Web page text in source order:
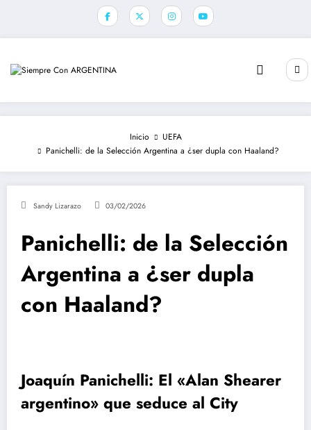
Inicio
UEFA
Panichelli: de la Selección Argentina a ¿ser dupla con Haaland?
Sandy Lizarazo 03/02/2026
Panichelli: de la Selección
Argentina a ¿ser dupla
con Haaland?
Joaquín Panichelli: El «Alan Shearer
argentino» que seduce al City